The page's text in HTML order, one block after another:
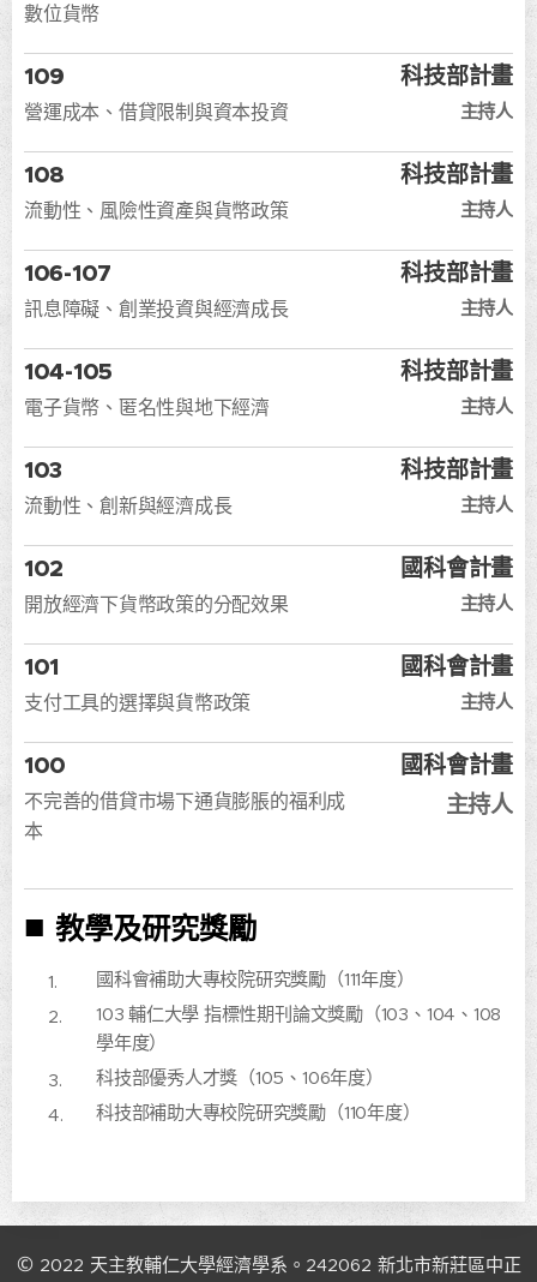
數位貨幣
109
營運成本、借貸限制與資本投資
科技部計畫
主持人
108
流動性、風險性資產與貨幣政策
科技部計畫
主持人
106-107
訊息障礙、創業投資與經濟成長
科技部計畫
主持人
104-105
電子貨幣、匿名性與地下經濟
科技部計畫
主持人
103
流動性、創新與經濟成長
科技部計畫
主持人
102
開放經濟下貨幣政策的分配效果
國科會計畫
主持人
101
支付工具的選擇與貨幣政策
國科會計畫
主持人
100
不完善的借貸市場下通貨膨脹的福利成
本
國科會計畫
主持人
■ 教學及研究獎勵
國科會補助大專校院研究獎勵（111年度）
103 輔仁大學 指標性期刊論文獎勵（103、104、108
學年度）
科技部優秀人才獎（105、106年度）
科技部補助大專校院研究獎勵（110年度）
© 2022 天主教輔仁大學經濟學系。242062 新北市新莊區中正